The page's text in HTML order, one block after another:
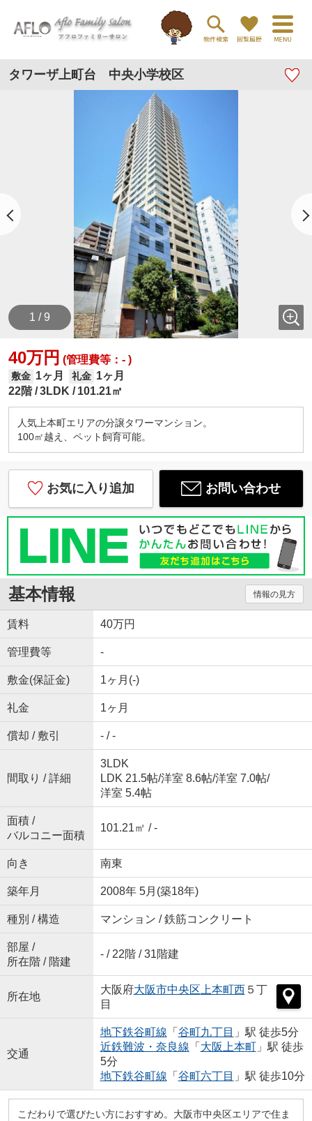
タワーザ上町台 中央小学校区
1 / 9
40万円 (管理費等：- )
敷金 1ヶ月 礼金 1ヶ月
22階 3LDK 101.21㎡
人気上本町エリアの分譲タワーマンション。
100㎡越え、ペット飼育可能。
お気に入り追加 お問い合わせ
基本情報 情報の見方
賃料 40万円
管理費等 -
敷金(保証金) 1ヶ月(-)
礼金 1ヶ月
償却 / 敷引 - / -
間取り / 詳細
3LDK
LDK 21.5帖/洋室 8.6帖/洋室 7.0帖/
洋室 5.4帖
面積 /
バルコニー面積
101.21㎡ / -
向き 南東
築年月 2008年 5月(築18年)
種別 / 構造 マンション / 鉄筋コンクリート
部屋 /
所在階 / 階建
- / 22階 / 31階建
所在地
大阪府大阪市中央区 上本町西５丁
目
交通
地下鉄谷町線 「 谷町九丁目 」駅 徒歩5分
近鉄難波・奈良線 「 大阪上本町」駅 徒歩
5分
地下鉄谷町線 「 谷町六丁目 」駅 徒歩10分
こだわりで選びたい方におすすめ。大阪市中央区エリアで住ま